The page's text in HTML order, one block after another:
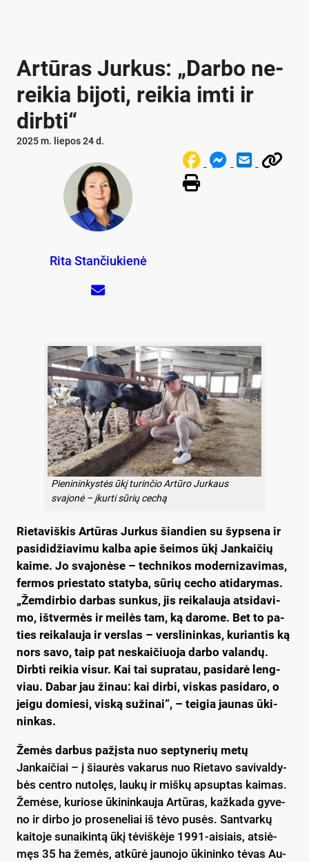
Ar­tū­ras Jur­kus: „Dar­bo ne­
rei­kia bi­jo­ti, rei­kia im­ti ir
dirb­ti“
2025 m. liepos 24 d.
Rita Stančiukienė
Pienininkystės ūkį turinčio Artūro Jurkaus
svajonė – įkurti sūrių cechą
Rie­ta­viš­kis Ar­tū­ras Jur­kus šian­dien su šyp­se­na ir
pa­si­di­džia­vi­mu kal­ba apie šei­mos ūkį Jan­kai­čių
kai­me. Jo sva­jo­nė­se – tech­ni­kos mo­der­ni­za­vi­mas,
fer­mos prie­sta­to sta­ty­ba, sū­rių ce­cho ati­da­ry­mas.
„Žem­dir­bio dar­bas sun­kus, jis rei­ka­lau­ja at­si­da­vi­
mo, iš­tver­mės ir mei­lės tam, ką da­ro­me. Bet to pa­
ties rei­ka­lau­ja ir vers­las – vers­li­nin­kas, ku­rian­tis ką
nors sa­vo, taip pat ne­skai­čiuo­ja dar­bo va­lan­dų.
Dirb­ti rei­kia vi­sur. Kai tai su­pra­tau, pa­si­da­rė leng­
viau. Da­bar jau ži­nau: kai dir­bi, vis­kas pa­si­da­ro, o
jei­gu do­mie­si, vis­ką su­ži­nai“, – tei­gia jau­nas ūki­
nin­kas.
Že­mės dar­bus pa­žįs­ta nuo sep­ty­ne­rių me­tų
Jan­kai­čiai – į šiau­rės va­ka­rus nuo Rie­ta­vo sa­vi­val­dy­
bės cent­ro nu­to­lęs, lau­kų ir miš­kų ap­sup­tas kai­mas.
Že­mė­se, ku­rio­se ūki­nin­kau­ja Ar­tū­ras, kaž­ka­da gy­ve­
no ir dir­bo jo pro­se­ne­liai iš tė­vo pu­sės. Sant­var­kų
kai­to­je su­nai­kin­tą ūkį tė­viš­kė­je 1991-ai­siais, at­siė­
męs 35 ha že­mės, at­kū­rė jau­no­jo ūki­nin­ko tė­vas Au­